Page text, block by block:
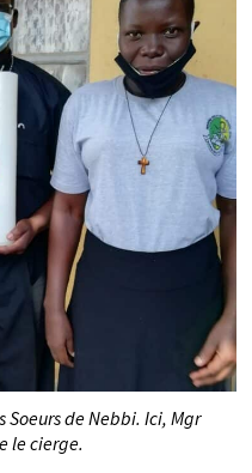
de Nebbi. Ici, Mgr
le cierge.